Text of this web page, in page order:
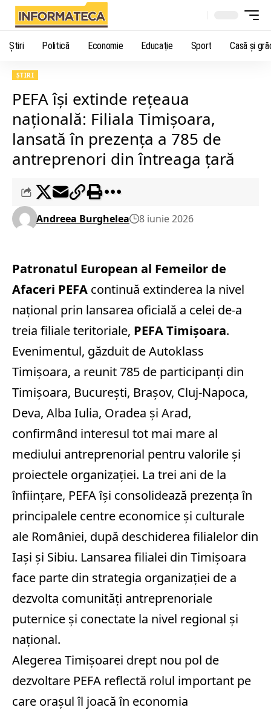
Știri Politică Economie Educaţie Sport Casă şi
ȘTIRI
PEFA își extinde rețeaua
națională: Filiala Timișoara,
lansată în prezența a 785 de
antreprenori din întreaga țară
Andreea Burghelea 8 iunie 2026
Patronatul European al Femeilor de
Afaceri PEFA continuă extinderea la nivel
național prin lansarea oficială a celei de-a
treia filiale teritoriale, PEFA Timișoara.
Evenimentul, găzduit de Autoklass
Timișoara, a reunit 785 de participanți din
Timișoara, București, Brașov, Cluj-Napoca,
Deva, Alba Iulia, Oradea și Arad,
confirmând interesul tot mai mare al
mediului antreprenorial pentru valorile și
proiectele organizației. La trei ani de la
înființare, PEFA își consolidează prezența în
principalele centre economice și culturale
ale României, după deschiderea filialelor din
Iași și Sibiu. Lansarea filialei din Timișoara
face parte din strategia organizației de a
dezvolta comunități antreprenoriale
puternice și conectate la nivel regional și
național.
Alegerea Timișoarei drept nou pol de
dezvoltare PEFA reflectă rolul important pe
care orașul îl joacă în economia